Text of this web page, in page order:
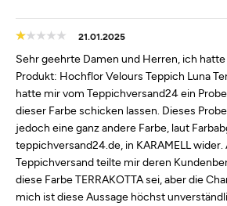
21.01.2025
Sehr geehrte Damen und Herren, ich
Produkt: Hochflor Velours Teppich Luna
hatte mir vom Teppichversand24 ein
dieser Farbe schicken lassen. Dieses
jedoch eine ganz andere Farbe, laut
teppichversand24.de, in KARAMELL
Teppichversand teilte mir deren
diese Farbe TERRAKOTTA sei, aber die
mich ist diese Aussage höchst